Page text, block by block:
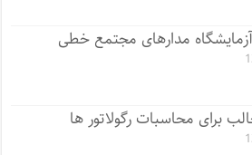
مدارهای مجتمع خطی
برای محاسبات رگولاتور ها